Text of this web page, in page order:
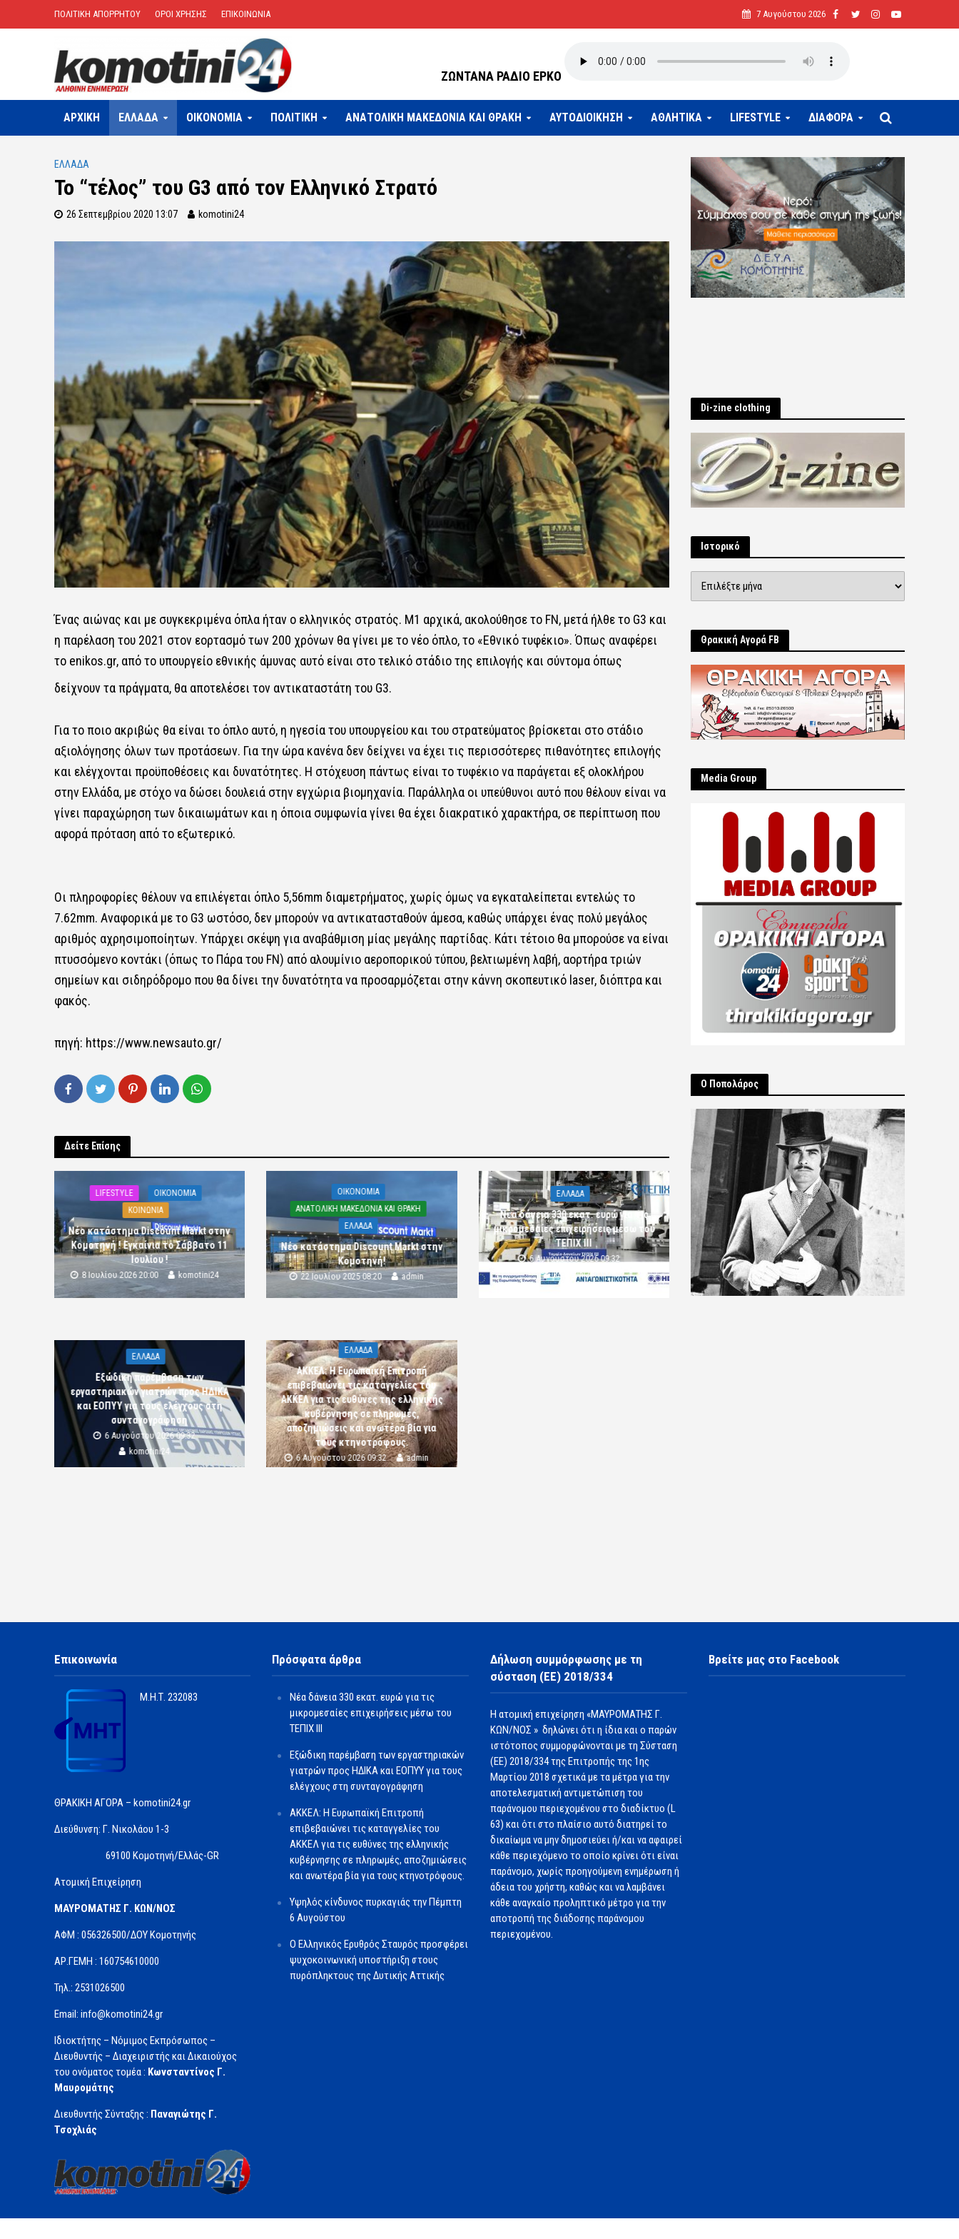
ΠΟΛΙΤΙΚΗ ΑΠΟΡΡΗΤΟΥ ΟΡΟΙ ΧΡΗΣΗΣ ΕΠΙΚΟΙΝΩΝΙΑ 7 Αυγούστου 2026
ΖΩΝΤΑΝΑ ΡΑΔΙΟ ΕΡΚΟ
ΑΡΧΙΚΗ ΕΛΛΑΔΑ OIKONOMIA ΠΟΛΙΤΙΚΗ ΑΝΑΤΟΛΙΚΗ ΜΑΚΕΔΟΝΙΑ ΚΑΙ ΘΡΑΚΗ ΑΥΤΟΔΙΟΙΚΗΣΗ ΑΘΛΗΤΙΚΑ LIFESTYLE ΔΙΑΦΟΡΑ
ΕΛΛΑΔΑ
Το “τέλος” του G3 από τον Ελληνικό Στρατό
26 Σεπτεμβρίου 2020 13:07 komotini24
Ένας αιώνας και με συγκεκριμένα όπλα ήταν ο ελληνικός στρατός. Μ1 αρχικά, ακολούθησε το FN, μετά ήλθε το G3 και
η παρέλαση του 2021 στον εορτασμό των 200 χρόνων θα γίνει με το νέο όπλο, το «Εθνικό τυφέκιο». Όπως αναφέρει
το enikos.gr, από το υπουργείο εθνικής άμυνας αυτό είναι στο τελικό στάδιο της επιλογής και σύντομα όπως
δείχνουν τα πράγματα, θα αποτελέσει τον αντικαταστάτη του G3.
Για το ποιο ακριβώς θα είναι το όπλο αυτό, η ηγεσία του υπουργείου και του στρατεύματος βρίσκεται στο στάδιο
αξιολόγησης όλων των προτάσεων. Για την ώρα κανένα δεν δείχνει να έχει τις περισσότερες πιθανότητες επιλογής
και ελέγχονται προϋποθέσεις και δυνατότητες. Η στόχευση πάντως είναι το τυφέκιο να παράγεται εξ ολοκλήρου
στην Ελλάδα, με στόχο να δώσει δουλειά στην εγχώρια βιομηχανία. Παράλληλα οι υπεύθυνοι αυτό που θέλουν είναι να
γίνει παραχώρηση των δικαιωμάτων και η όποια συμφωνία γίνει θα έχει διακρατικό χαρακτήρα, σε περίπτωση που
αφορά πρόταση από το εξωτερικό.
Οι πληροφορίες θέλουν να επιλέγεται όπλο 5,56mm διαμετρήματος, χωρίς όμως να εγκαταλείπεται εντελώς το
7.62mm. Αναφορικά με το G3 ωστόσο, δεν μπορούν να αντικατασταθούν άμεσα, καθώς υπάρχει ένας πολύ μεγάλος
αριθμός αχρησιμοποίητων. Υπάρχει σκέψη για αναβάθμιση μίας μεγάλης παρτίδας. Κάτι τέτοιο θα μπορούσε να είναι
πτυσσόμενο κοντάκι (όπως το Πάρα του FN) από αλουμίνιο αεροπορικού τύπου, βελτιωμένη λαβή, αορτήρα τριών
σημείων και σιδηρόδρομο που θα δίνει την δυνατότητα να προσαρμόζεται στην κάννη σκοπευτικό laser, διόπτρα και
φακός.
πηγή: https://www.newsauto.gr/
Δείτε Επίσης
LIFESTYLE
OIKONOMIA
ΚΟΙΝΩΝΙΑ
Νέο κατάστημα Discount Markt στην
Κομοτηνή ! Εγκαίνια το Σάββατο 11
Ιουλίου !
8 Ιουλίου 2026 20:00 komotini24
OIKONOMIA
ΑΝΑΤΟΛΙΚΗ ΜΑΚΕΔΟΝΙΑ ΚΑΙ ΘΡΑΚΗ
ΕΛΛΑΔΑ
Νέο κατάστημα Discount Markt στην
Κομοτηνή!
22 Ιουλίου 2025 08:20 admin
ΕΛΛΑΔΑ
Νέα δάνεια 330 εκατ. ευρώ για τις
μικρομεσαίες επιχειρήσεις μέσω του
ΤΕΠΙΧ ΙΙΙ
6 Αυγούστου 2026 09:32
komotini24
ΕΛΛΑΔΑ
Εξώδικη παρέμβαση των
εργαστηριακών γιατρών προς ΗΔΙΚΑ
και ΕΟΠΥΥ για τους ελέγχους στη
συνταγογράφηση
6 Αυγούστου 2026 09:32
komotini24
ΕΛΛΑΔΑ
ΑΚΚΕΛ: Η Ευρωπαϊκή Επιτροπή
επιβεβαιώνει τις καταγγελίες του
ΑΚΚΕΛ για τις ευθύνες της ελληνικής
κυβέρνησης σε πληρωμές,
αποζημιώσεις και ανωτέρα βία για
τους κτηνοτρόφους.
6 Αυγούστου 2026 09:32 admin
Di-zine clothing
Ιστορικό
Θρακική Αγορά FB
Μedia Group
Ο Ποπολάρος
Επικοινωνία
Μ.Η.Τ. 232083
ΘΡΑΚΙΚΗ ΑΓΟΡΑ – komotini24.gr
Διεύθυνση: Γ. Νικολάου 1-3
69100 Κομοτηνή/Ελλάς-GR
Ατομική Επιχείρηση
ΜΑΥΡΟΜΑΤΗΣ Γ. ΚΩΝ/ΝΟΣ
ΑΦΜ : 056326500/ΔOΥ Κομοτηνής
ΑΡ.ΓΕΜΗ : 160754610000
Τηλ.: 2531026500
Email: info@komotini24.gr
Ιδιοκτήτης – Νόμιμος Εκπρόσωπος –
Διευθυντής – Διαχειριστής και Δικαιούχος
του ονόματος τομέα : Κωνσταντίνος Γ.
Μαυρομάτης
Διευθυντής Σύνταξης : Παναγιώτης Γ.
Τσοχλιάς
Πρόσφατα άρθρα
Νέα δάνεια 330 εκατ. ευρώ για τις
μικρομεσαίες επιχειρήσεις μέσω του
ΤΕΠΙΧ ΙΙΙ
Εξώδικη παρέμβαση των εργαστηριακών
γιατρών προς ΗΔΙΚΑ και ΕΟΠΥΥ για τους
ελέγχους στη συνταγογράφηση
ΑΚΚΕΛ: Η Ευρωπαϊκή Επιτροπή
επιβεβαιώνει τις καταγγελίες του
ΑΚΚΕΛ για τις ευθύνες της ελληνικής
κυβέρνησης σε πληρωμές, αποζημιώσεις
και ανωτέρα βία για τους κτηνοτρόφους.
Υψηλός κίνδυνος πυρκαγιάς την Πέμπτη
6 Αυγούστου
Ο Ελληνικός Ερυθρός Σταυρός προσφέρει
ψυχοκοινωνική υποστήριξη στους
πυρόπληκτους της Δυτικής Αττικής
Δήλωση συμμόρφωσης με τη
σύσταση (ΕΕ) 2018/334
Η ατομική επιχείρηση «ΜΑΥΡΟΜΑΤΗΣ Γ.
ΚΩΝ/ΝΟΣ » δηλώνει ότι η ίδια και ο παρών
ιστότοπος συμμορφώνονται με τη Σύσταση
(ΕΕ) 2018/334 της Επιτροπής της 1ης
Μαρτίου 2018 σχετικά με τα μέτρα για την
αποτελεσματική αντιμετώπιση του
παράνομου περιεχομένου στο διαδίκτυο (L
63) και ότι στο πλαίσιο αυτό διατηρεί το
δικαίωμα να μην δημοσιεύει ή/και να αφαιρεί
κάθε περιεχόμενο το οποίο κρίνει ότι είναι
παράνομο, χωρίς προηγούμενη ενημέρωση ή
άδεια του χρήστη, καθώς και να λαμβάνει
κάθε αναγκαίο προληπτικό μέτρο για την
αποτροπή της διάδοσης παράνομου
περιεχομένου.
Βρείτε μας στο Facebook